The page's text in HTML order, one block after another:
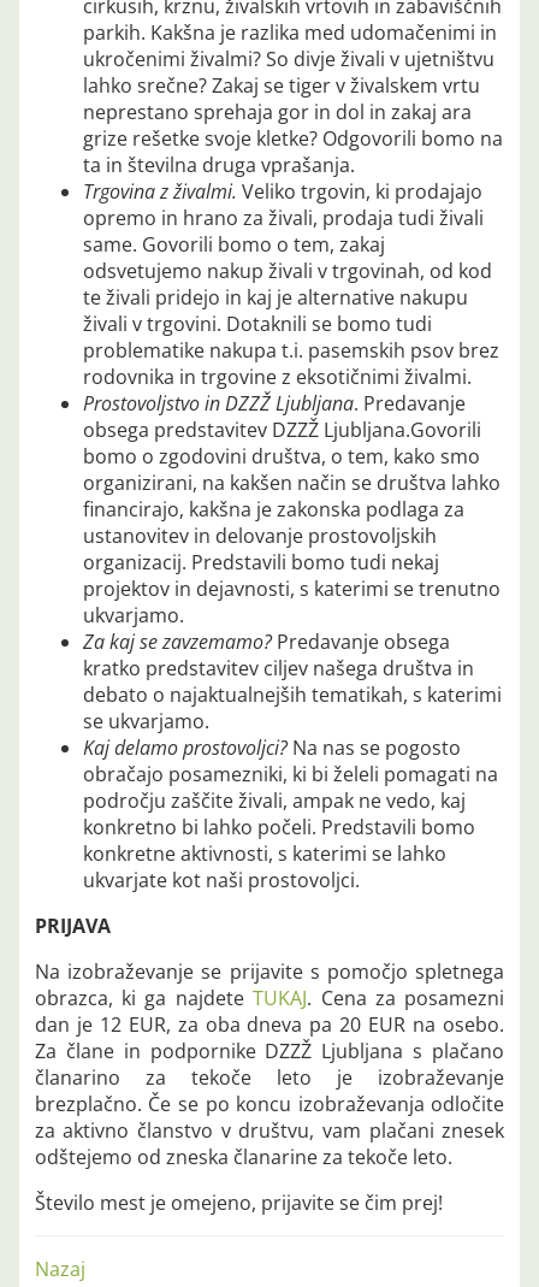
cirkusih, krznu, živalskih vrtovih in zabaviščnih
parkih. Kakšna je razlika med udomačenimi in
ukročenimi živalmi? So divje živali v ujetništvu
lahko srečne? Zakaj se tiger v živalskem vrtu
neprestano sprehaja gor in dol in zakaj ara
grize rešetke svoje kletke? Odgovorili bomo na
ta in številna druga vprašanja.
Trgovina z živalmi. Veliko trgovin, ki prodajajo
opremo in hrano za živali, prodaja tudi živali
same. Govorili bomo o tem, zakaj
odsvetujemo nakup živali v trgovinah, od kod
te živali pridejo in kaj je alternative nakupu
živali v trgovini. Dotaknili se bomo tudi
problematike nakupa t.i. pasemskih psov brez
rodovnika in trgovine z eksotičnimi živalmi.
Prostovoljstvo in DZZŽ Ljubljana. Predavanje
obsega predstavitev DZZŽ Ljubljana.Govorili
bomo o zgodovini društva, o tem, kako smo
organizirani, na kakšen način se društva lahko
financirajo, kakšna je zakonska podlaga za
ustanovitev in delovanje prostovoljskih
organizacij. Predstavili bomo tudi nekaj
projektov in dejavnosti, s katerimi se trenutno
ukvarjamo.
Za kaj se zavzemamo?Predavanje obsega
kratko predstavitev ciljev našega društva in
debato o najaktualnejših tematikah, s katerimi
se ukvarjamo.
Kaj delamo prostovoljci?Na nas se pogosto
obračajo posamezniki, ki bi želeli pomagati na
področju zaščite živali, ampak ne vedo, kaj
konkretno bi lahko počeli. Predstavili bomo
konkretne aktivnosti, s katerimi se lahko
ukvarjate kot naši prostovoljci.
PRIJAVA
Na izobraževanje se prijavite s pomočjo spletnega
obrazca, ki ga najdeteTUKAJ. Cena za posamezni
dan je 12 EUR, za oba dneva pa 20 EUR na osebo.
Za člane in podpornike DZZŽ Ljubljana s plačano
članarino za tekoče leto je izobraževanje
brezplačno. Če se po koncu izobraževanja odločite
za aktivno članstvo v društvu, vam plačani znesek
odštejemo od zneska članarine za tekoče leto.
Število mest je omejeno, prijavite se čim prej!
Nazaj